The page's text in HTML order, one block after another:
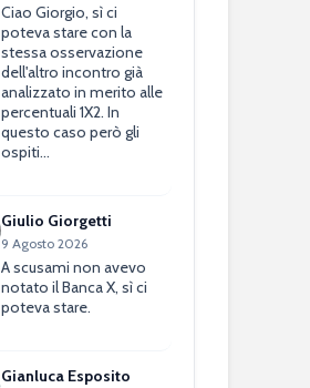
Ciao Giorgio, sì ci
poteva stare con la
stessa osservazione
dell'altro incontro già
analizzato in merito alle
percentuali 1X2. In
questo caso però gli
ospiti…
Giulio Giorgetti
9 Agosto 2026
A scusami non avevo
notato il Banca X, sì ci
poteva stare.
Gianluca Esposito